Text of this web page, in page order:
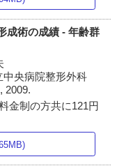
成術の成績 - 年齢群
央病院整形外科
2009.
金制の方共に121円